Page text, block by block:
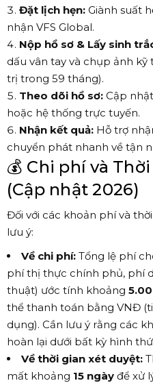
Đặt lịch hẹn: Giành suất
nhận VFS Global.
Nộp hồ sơ & Lấy sinh
dấu vân tay và chụp ảnh kỹ
trị trong 59 tháng).
Theo dõi hồ sơ: Cập
hoặc hệ thống trực tuyến.
Nhận kết quả: Hỗ trợ
chuyển phát nhanh về tận
💰 Chi phí và
(Cập nhật 2026)
Đối với các khoản phí và
lưu ý:
Về chi phí: Tổng lệ phí
phí thị thực chính phủ, phí
thuật) ước tính khoảng
thể thanh toán bằng VNĐ
dụng). Cần lưu ý rằng các
hoàn lại dưới bất kỳ hình
Về thời gian xét duyệt:
mất khoảng 15 ngày để xử